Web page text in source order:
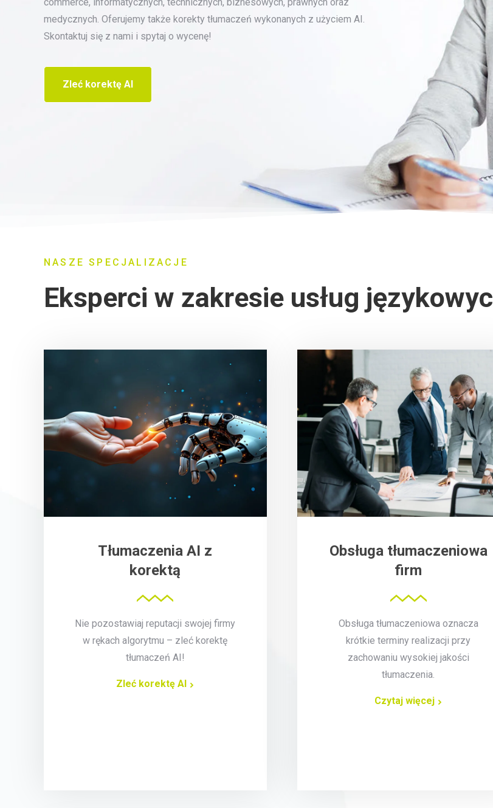
medycznych. Oferujemy także korekty tłumaczeń wykonanych z użyciem AI.
Skontaktuj się z nami i spytaj o wycenę!
Zleć korektę AI
NASZE SPECJALIZACJE
Eksperci w zakresie usług
Tłumaczenia AI z
korektą
Nie pozostawiaj reputacji swojej firmy
w rękach algorytmu – zleć korektę
tłumaczeń AI!
Zleć korektę AI
Obsługa tłumaczeniowa
firm
Obsługa tłumaczeniowa oznacza
krótkie terminy realizacji przy
zachowaniu wysokiej jakości
tłumaczenia.
Czytaj więcej